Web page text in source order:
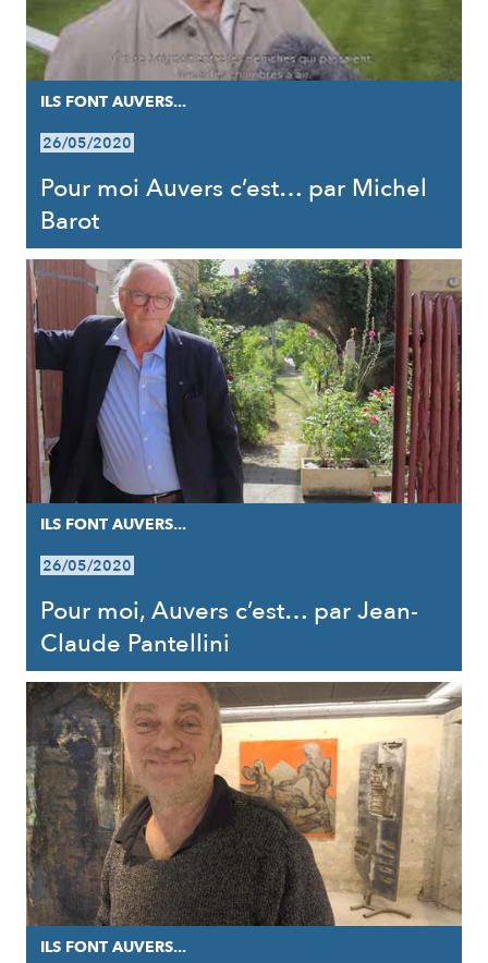
ILS FONT AUVERS...
26/05/2020
Pour moi Auvers c’est… par Michel
Barot
ILS FONT AUVERS...
26/05/2020
Pour moi, Auvers c’est… par Jean-
Claude Pantellini
ILS FONT AUVERS...